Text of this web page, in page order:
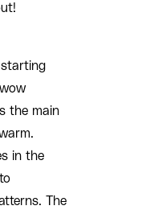
the main
in the
The